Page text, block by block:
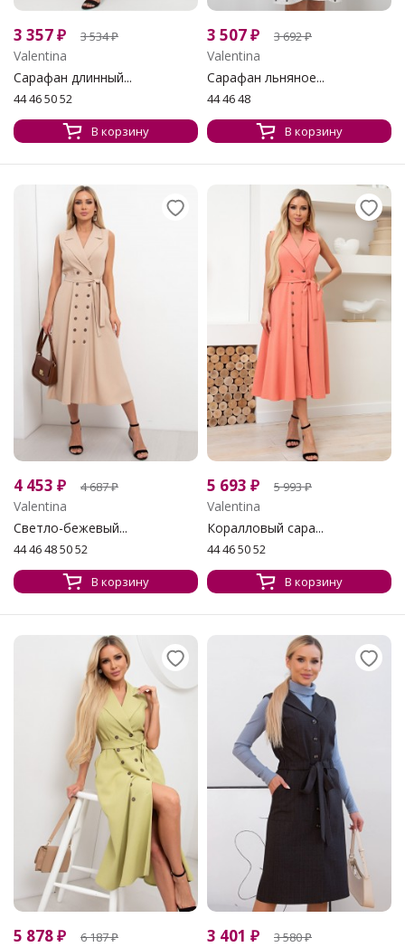
3 357₽ 3 534₽
Valentina
Сарафан длинный...
44 46 50 52
В корзину
3 507₽ 3 692₽
Valentina
Сарафан льняное...
44 46 48
В корзину
4 453 ₽ 4 687₽
Valentina
Светло-бежевый...
44 46 48 50 52
В корзину
5 693 ₽ 5 993₽
Valentina
Коралловый сара...
44 46 50 52
В корзину
5 878₽ 6 187₽ 3 401 ₽ 3 580₽